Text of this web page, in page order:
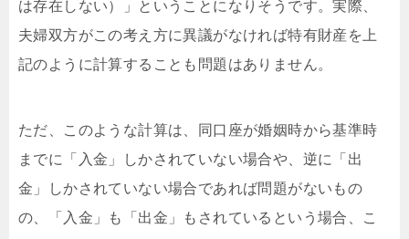
は存在しない）」ということになりそうです。実際、
夫婦双方がこの考え方に異議がなければ特有財産を上
記のように計算することも問題はありません。
ただ、このような計算は、同口座が婚姻時から基準時
までに「入金」しかされていない場合や、逆に「出
金」しかされていない場合であれば問題がないもの
の、「入金」も「出金」もされているという場合、こ